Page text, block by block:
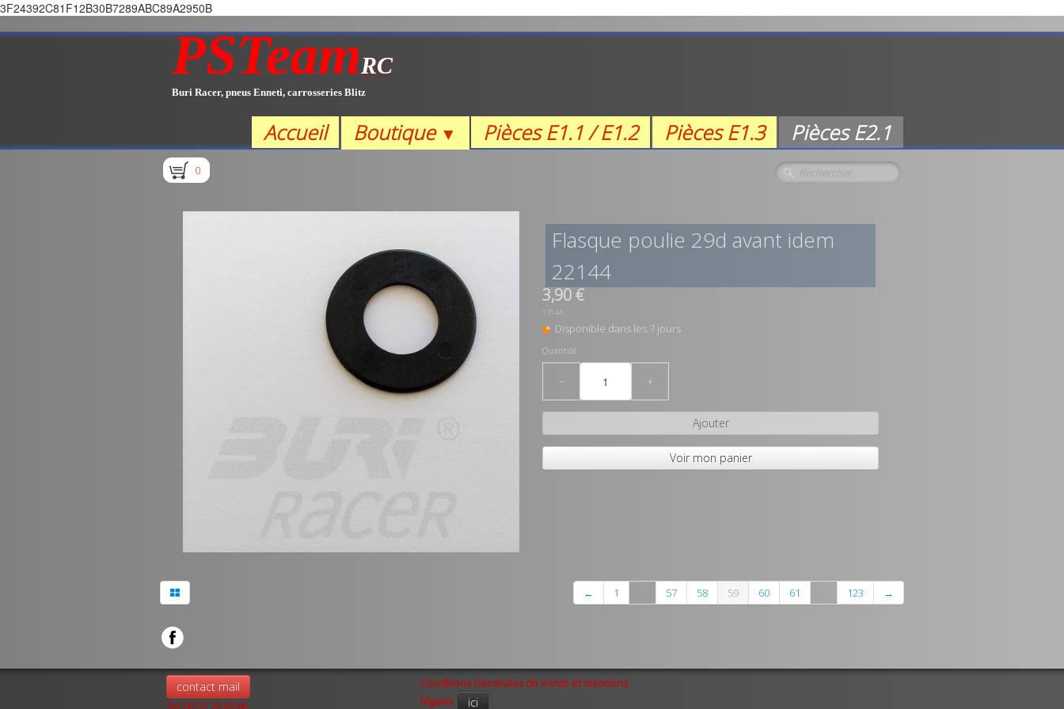
3F24392C81F12B30B7289ABC89A2950B
PSTeamRC
Buri Racer, pneus Enneti, carrosseries Blitz
Accueil Boutique ▼ Pièces E1.1 / E1.2 Pièces E1.3 Pièces E2.1
0
Flasque poulie 29d avant idem
22144
3,90 €
13144
Disponible dans les 7 jours
Quantité
− +
Ajouter
Voir mon panier
← 1 57 58 59 60 61 123 →
contact mail
Conditions Générales de Vente et mentions
légales
ici